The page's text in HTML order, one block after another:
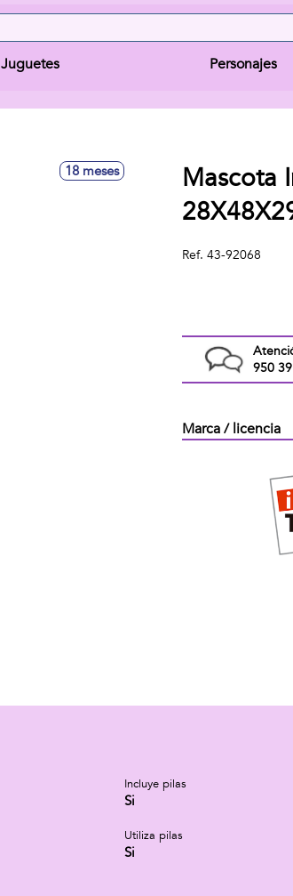
Juguetes Personajes
18 meses
Mascota
Ref. 43-92068
950
Marca / licencia
Incluye pilas
Si
Utiliza pilas
Si